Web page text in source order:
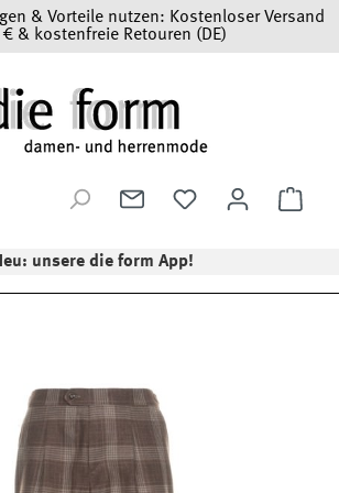
& Vorteile nutzen: Kostenloser Versand
€ & kostenfreie Retouren (DE)
unsere die form App!